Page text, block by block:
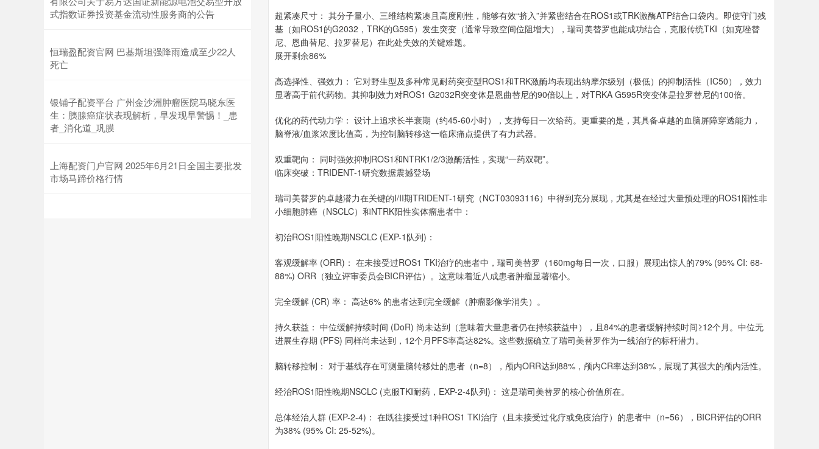
超紧凑尺寸： 其分子量小、三维结构紧凑且高度刚性，能够有效“挤入”并紧密结合在ROS1或TRK激酶ATP结合口袋内。即使守门残
基（如ROS1的G2032，TRK的G595）发生突变（通常导致空间位阻增大），瑞司美替罗也能成功结合，克服传统TKI（如克唑替
尼、恩曲替尼、拉罗替尼）在此处失效的关键难题。
展开剩余86%
高选择性、强效力： 它对野生型及多种常见耐药突变型ROS1和TRK激酶均表现出纳摩尔级别（极低）的抑制活性（IC50），效力
显著高于前代药物。其抑制效力对ROS1 G2032R突变体是恩曲替尼的90倍以上，对TRKA G595R突变体是拉罗替尼的100倍。
优化的药代动力学： 设计上追求长半衰期（约45-60小时），支持每日一次给药。更重要的是，其具备卓越的血脑屏障穿透能力，
脑脊液/血浆浓度比值高，为控制脑转移这一临床痛点提供了有力武器。
双重靶向： 同时强效抑制ROS1和NTRK1/2/3激酶活性，实现“一药双靶”。
临床突破：TRIDENT-1研究数据震撼登场
瑞司美替罗的卓越潜力在关键的I/II期TRIDENT-1研究（NCT03093116）中得到充分展现，尤其是在经过大量预处理的ROS1阳性非
小细胞肺癌（NSCLC）和NTRK阳性实体瘤患者中：
初治ROS1阳性晚期NSCLC (EXP-1队列)：
客观缓解率 (ORR)： 在未接受过ROS1 TKI治疗的患者中，瑞司美替罗（160mg每日一次，口服）展现出惊人的79% (95% CI: 68-
88%) ORR（独立评审委员会BICR评估）。这意味着近八成患者肿瘤显著缩小。
完全缓解 (CR) 率： 高达6% 的患者达到完全缓解（肿瘤影像学消失）。
持久获益： 中位缓解持续时间 (DoR) 尚未达到（意味着大量患者仍在持续获益中），且84%的患者缓解持续时间≥12个月。中位无
进展生存期 (PFS) 同样尚未达到，12个月PFS率高达82%。这些数据确立了瑞司美替罗作为一线治疗的标杆潜力。
脑转移控制： 对于基线存在可测量脑转移灶的患者（n=8），颅内ORR达到88%，颅内CR率达到38%，展现了其强大的颅内活性。
经治ROS1阳性晚期NSCLC (克服TKI耐药，EXP-2-4队列)： 这是瑞司美替罗的核心价值所在。
总体经治人群 (EXP-2-4)： 在既往接受过1种ROS1 TKI治疗（且未接受过化疗或免疫治疗）的患者中（n=56），BICR评估的ORR
为38% (95% CI: 25-52%)。
式指数证券投资基金流动性服务商的公告
恒瑞盈配资官网 巴基斯坦强降雨造成至少22人
死亡
银铺子配资平台 广州金沙洲肿瘤医院马晓东医
生：胰腺癌症状表现解析，早发现早警惕！_患
者_消化道_巩膜
上海配资门户官网 2025年6月21日全国主要批发
市场马蹄价格行情